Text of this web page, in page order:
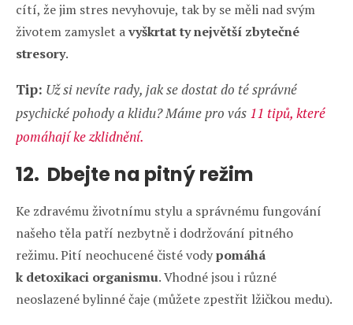
cítí, že jim stres nevyhovuje, tak by se měli nad svým
životem zamyslet avyškrtat ty největší zbytečné
stresory.
Tip: Už si nevíte rady, jak se dostat do té správné
psychické pohody a klidu? Máme pro vás 11 tipů, které
pomáhají ke zklidnění.
12. Dbejte na pitný režim
Ke zdravému životnímu stylu a správnému fungování
našeho těla patří nezbytně i dodržování pitného
režimu. Pití neochucené čisté vodypomáhá
k detoxikaci organismu. Vhodné jsou i různé
neoslazené bylinné čaje (můžete zpestřit lžičkou medu).